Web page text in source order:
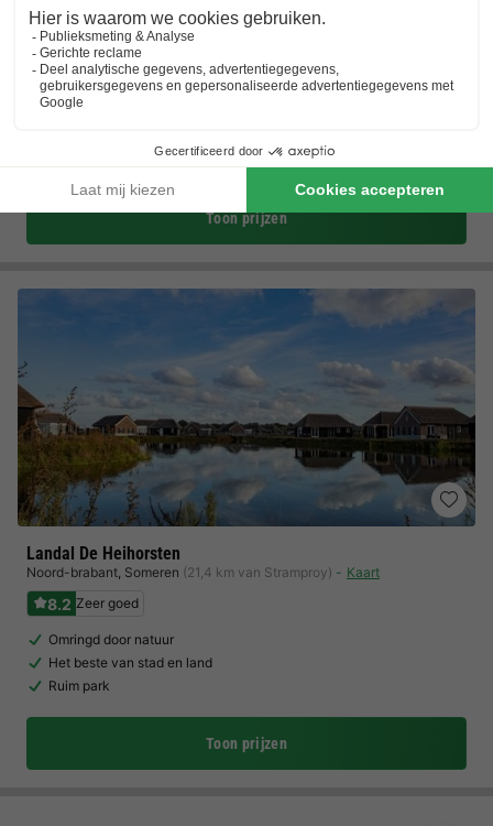
Camping de Binnenvaart
Vlaanderen,Houthalen-helchteren (21,9 km van Stramproy)
Kaart
Gratis toegang waterparadijs
Terras met uitkijk op het meer
Toon prijzen
Landal De Heihorsten
Noord-brabant, Someren (21,4 km van Stramproy) Kaart
8.2 Zeer goed
Omringd door natuur
Het beste van stad en land
Ruim park
Toon prijzen